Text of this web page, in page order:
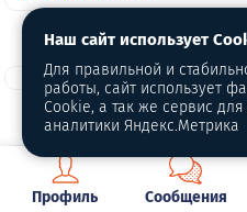
О портале
Профиль Сообщения
Наш сайт использует
Для правильной и
работы, сайт использует
Cookie, а так же сервис
аналитики Яндекс.Метрика